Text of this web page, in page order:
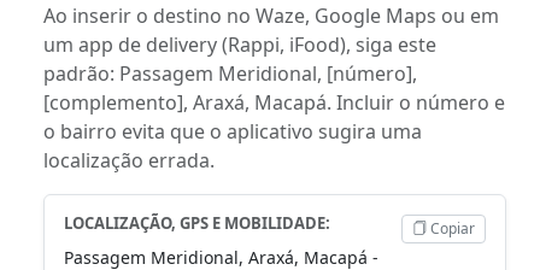
Ao inserir o destino no Waze, Google Maps ou em
um app de delivery (Rappi, iFood), siga este
padrão: Passagem Meridional, [número],
[complemento], Araxá, Macapá. Incluir o número e
o bairro evita que o aplicativo sugira uma
localização errada.
LOCALIZAÇÃO, GPS E MOBILIDADE:
Passagem Meridional, Araxá, Macapá -
Copiar